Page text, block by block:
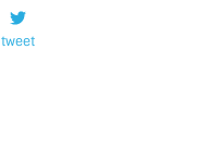
tweet